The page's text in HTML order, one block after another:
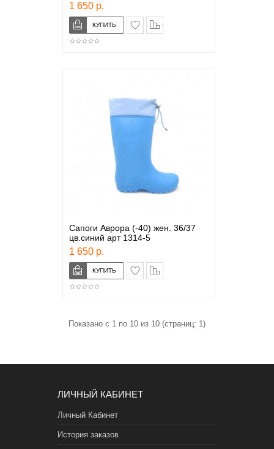
1 650 р.
в закладки
Сапоги Аврора (-40) жен. 36/37
цв.синий арт 1314-5
1 650 р.
в закладки
Показано с 1 по 10 из 10 (страниц: 1)
ЛИЧНЫЙ КАБИНЕТ
Личный Кабинет
История заказов